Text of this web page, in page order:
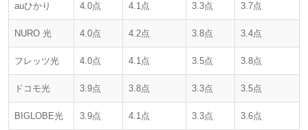
auひかり 4.0点 4.1点 3.3点 3.7点
NURO 光 4.0点 4.2点 3.8点 3.4点
フレッツ光 4.0点 4.1点 3.5点 3.8点
ドコモ光 3.9点 3.8点 3.3点 3.5点
BIGLOBE光 3.9点 4.1点 3.3点 3.6点